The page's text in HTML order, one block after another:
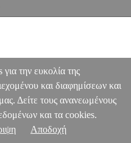
την ευκολία της
και διαφημίσεων και
Δείτε τους ανανεωμένους
και τα cookies.
Αποδοχή